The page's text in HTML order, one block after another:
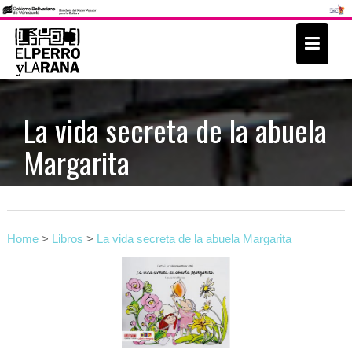
p
La vida secreta de la abuela
Margarita
Home> Libros > La vida secreta de la abuela Margarita